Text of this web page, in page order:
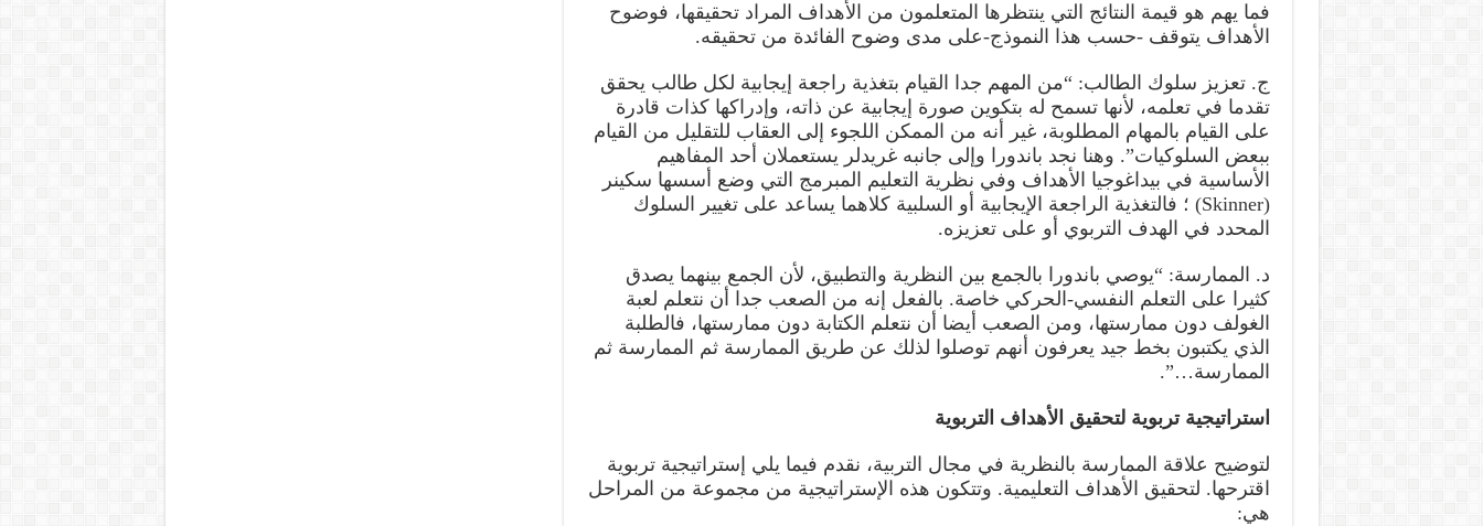
فما يهم هو قيمة النتائج التي ينتظرها المتعلمون من الأهداف المراد تحقيقها، فوضوح
الأهداف يتوقف -حسب هذا النموذج-على مدى وضوح الفائدة من تحقيقه.
ج. تعزيز سلوك الطالب: “من المهم جدا القيام بتغذية راجعة إيجابية لكل طالب يحقق
تقدما في تعلمه، لأنها تسمح له بتكوين صورة إيجابية عن ذاته، وإدراكها كذات قادرة
على القيام بالمهام المطلوبة، غير أنه من الممكن اللجوء إلى العقاب للتقليل من القيام
ببعض السلوكيات”. وهنا نجد باندورا وإلى جانبه غريدلر يستعملان أحد المفاهيم
الأساسية في بيداغوجيا الأهداف وفي نظرية التعليم المبرمج التي وضع أسسها سكينر
(Skinner) ؛ فالتغذية الراجعة الإيجابية أو السلبية كلاهما يساعد على تغيير السلوك
المحدد في الهدف التربوي أو على تعزيزه.
د. الممارسة: “يوصي باندورا بالجمع بين النظرية والتطبيق، لأن الجمع بينهما يصدق
كثيرا على التعلم النفسي-الحركي خاصة. بالفعل إنه من الصعب جدا أن نتعلم لعبة
الغولف دون ممارستها، ومن الصعب أيضا أن نتعلم الكتابة دون ممارستها، فالطلبة
الذي يكتبون بخط جيد يعرفون أنهم توصلوا لذلك عن طريق الممارسة ثم الممارسة ثم
الممارسة…”.
استراتيجية تربوية لتحقيق الأهداف التربوية
لتوضيح علاقة الممارسة بالنظرية في مجال التربية، نقدم فيما يلي إستراتيجية تربوية
اقترحها. لتحقيق الأهداف التعليمية. وتتكون هذه الإستراتيجية من مجموعة من المراحل
هي: